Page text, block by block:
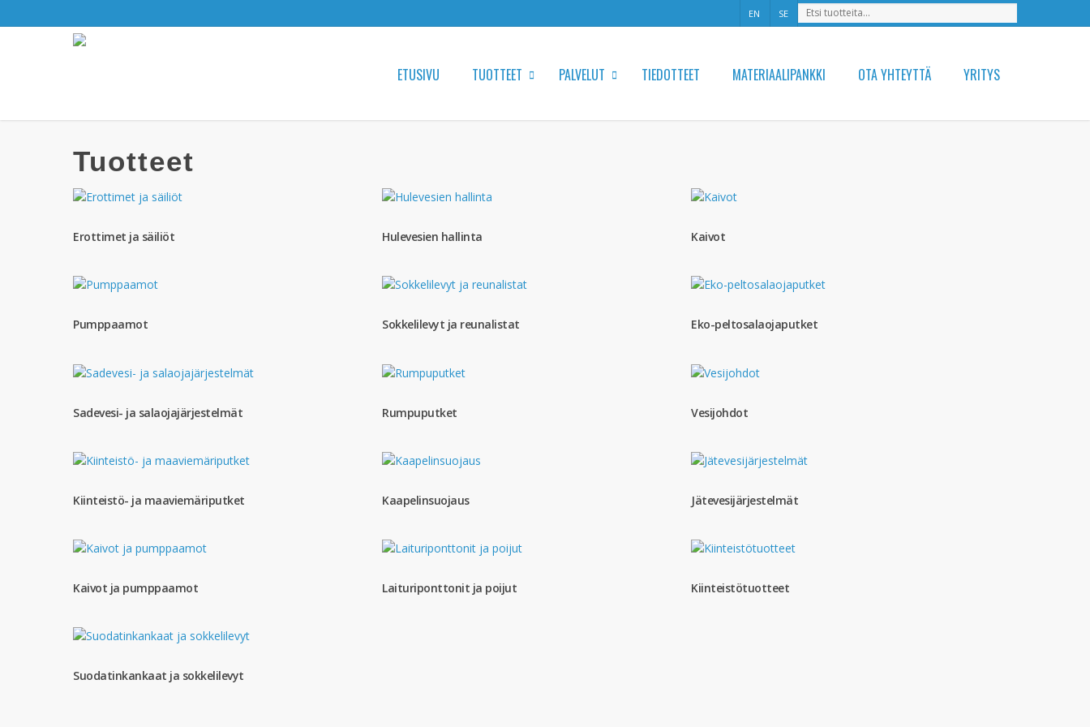
EN SE
ETUSIVU TUOTTEET PALVELUT TIEDOTTEET MATERIAALIPANKKI OTA YHTEYTTÄ YRITYS
Tuotteet
Erottimet ja säiliöt Hulevesien hallinta Kaivot
Pumppaamot Sokkelilevyt ja reunalistat Eko-peltosalaojaputket
Sadevesi- ja salaojajärjestelmät Rumpuputket Vesijohdot
Kiinteistö- ja maaviemäriputket Kaapelinsuojaus Jätevesijärjestelmät
Kaivot ja pumppaamot Laituriponttonit ja poijut Kiinteistötuotteet
Suodatinkankaat ja sokkelilevyt